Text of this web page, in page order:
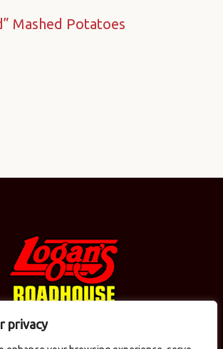
privacy
Mashed Potatoes